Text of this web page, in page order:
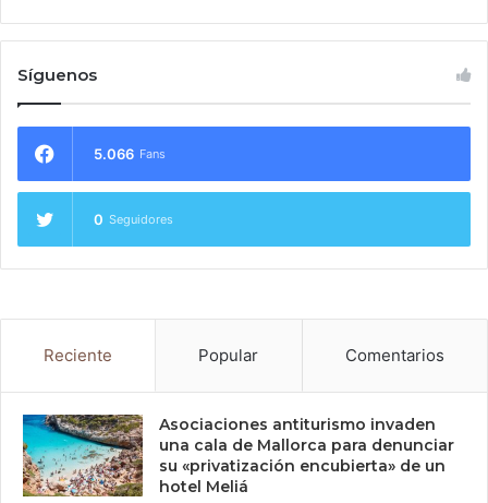
Síguenos
5.066 Fans
0 Seguidores
Reciente Popular Comentarios
Asociaciones antiturismo invaden
una cala de Mallorca para denunciar
su «privatización encubierta» de un
hotel Meliá